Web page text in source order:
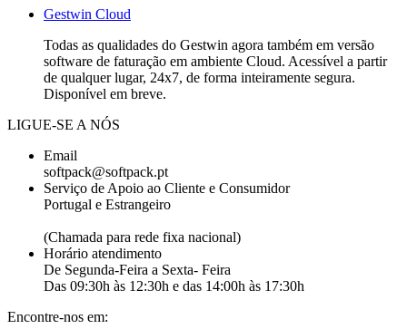
Gestwin Cloud
Todas as qualidades do Gestwin agora também em versão
software de faturação em ambiente Cloud. Acessível a partir
de qualquer lugar, 24x7, de forma inteiramente segura.
Disponível em breve.
LIGUE-SE A NÓS
Email
softpack@softpack.pt
Serviço de Apoio ao Cliente e Consumidor
Portugal e Estrangeiro
(Chamada para rede fixa nacional)
Horário atendimento
De Segunda-Feira a Sexta- Feira
Das 09:30h às 12:30h e das 14:00h às 17:30h
Encontre-nos em: